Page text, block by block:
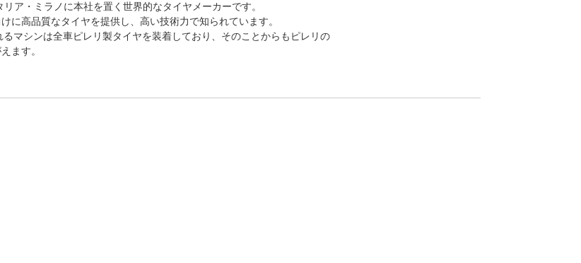
ア・ミラノに本社を置く世界的なタイヤメーカーです。
に高品質なタイヤを提供し、高い技術力で知られています。
マシンは全車ピレリ製タイヤを装着しており、そのことからもピレリの
ます。